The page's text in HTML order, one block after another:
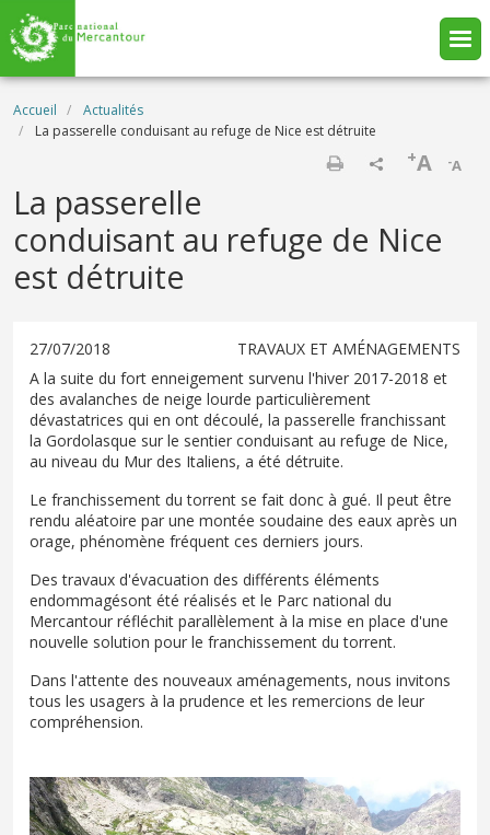
Aller au contenu principal
Fil d'Ariane
Accueil
Actualités
La passerelle conduisant au refuge de Nice est détruite
-A
+A
La passerelle
conduisant au refuge de Nice
est détruite
27/07/2018
TRAVAUX ET AMÉNAGEMENTS
A la suite du fort enneigement survenu l'hiver 2017-2018 et
des avalanches de neige lourde particulièrement
dévastatrices qui en ont découlé, la passerelle franchissant
la Gordolasque sur le sentier conduisant au refuge de Nice,
au niveau du Mur des Italiens, a été détruite.
Le franchissement du torrent se fait donc à gué. Il peut être
rendu aléatoire par une montée soudaine des eaux après un
orage, phénomène fréquent ces derniers jours.
Des travaux d'évacuation des différents éléments
endommagésont été réalisés et le Parc national du
Mercantour réfléchit parallèlement à la mise en place d'une
nouvelle solution pour le franchissement du torrent.
Dans l'attente des nouveaux aménagements, nous invitons
tous les usagers à la prudence et les remercions de leur
compréhension.